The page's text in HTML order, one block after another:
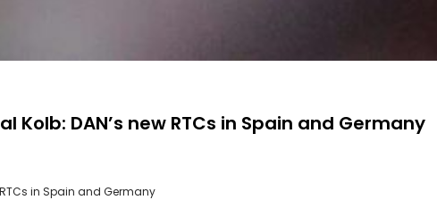
Kolb: DAN’s new RTCs in Spain and Germany
in Spain and Germany